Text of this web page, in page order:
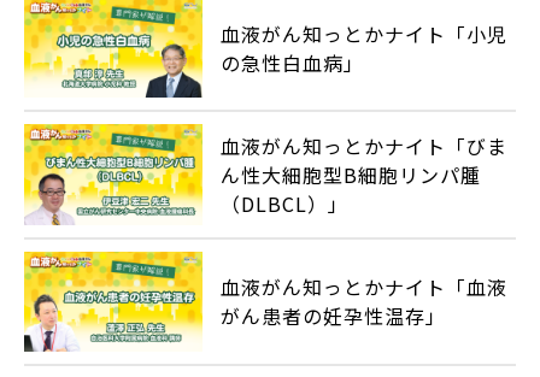
血液がん知っとかナイト「小児
の急性白血病」
血液がん知っとかナイト「びま
ん性大細胞型B細胞リンパ腫
（DLBCL）」
血液がん知っとかナイト「血液
がん患者の妊孕性温存」